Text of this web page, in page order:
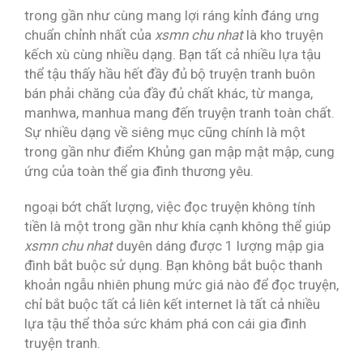
trong gần như cùng mang lợi ráng kỉnh đáng ưng
chuẩn chỉnh nhất của xsmn chu nhatlà kho truyện
kếch xù cùng nhiều dạng. Bạn tất cả nhiều lựa tậu
thể tậu thấy hầu hết đầy đủ bộ truyện tranh buôn
bán phải chăng của đầy đủ chất khác, từ manga,
manhwa, manhua mang đến truyện tranh toàn chất.
Sự nhiều dạng về siêng mục cũng chính là một
trong gần như điểm Khủng gan mập mật mập, cung
ứng của toàn thể gia đình thương yêu.
ngoại bớt chất lượng, việc đọc truyện không tính
tiền là một trong gần như khía cạnh không thể giúp
xsmn chu nhatduyên dáng được 1 lượng mập gia
đình bắt buộc sử dụng. Bạn không bắt buộc thanh
khoản ngẫu nhiên phung mức giá nào để đọc truyện,
chỉ bắt buộc tất cả liên kết internet là tất cả nhiều
lựa tậu thể thỏa sức khám phá con cái gia đình
truyện tranh.